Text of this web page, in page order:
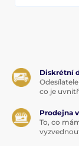
Diskrétní
co je
Prodejna
To, co